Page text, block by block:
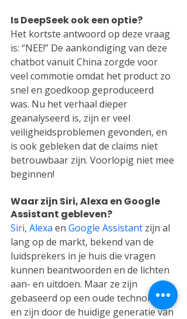
Is DeepSeek ook een optie?
Het kortste antwoord op deze vraag
is: “NEE!” De aankondiging van deze
chatbot vanuit China zorgde voor
veel commotie omdat het product zo
snel en goedkoop geproduceerd
was. Nu het verhaal dieper
geanalyseerd is, zijn er veel
veiligheidsproblemen gevonden, en
is ook gebleken dat de claims niet
betrouwbaar zijn. Voorlopig niet mee
beginnen!
Waar zijn Siri, Alexa en Google
Assistant gebleven?
Siri, Alexa en Google Assistant zijn al
lang op de markt, bekend van de
luidsprekers in je huis die vragen
kunnen beantwoorden en de lichten
aan- en uitdoen. Maar ze zijn
gebaseerd op een oude technologie
en zijn door de huidige generatie van